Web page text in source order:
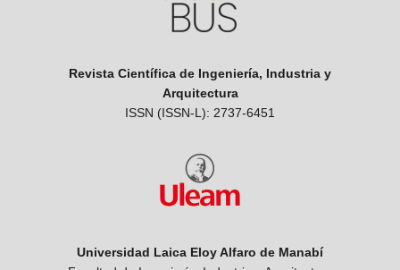
Revista Científica de Ingeniería, Industria y
Arquitectura
ISSN (ISSN-L): 2737-6451
Universidad Laica Eloy Alfaro de Manabí